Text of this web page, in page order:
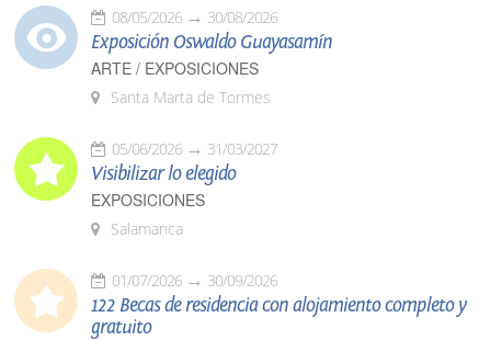
08/05/2026 30/08/2026
Exposición Oswaldo Guayasamín
ARTE / EXPOSICIONES
Santa Marta de Tormes
05/06/2026 31/03/2027
Visibilizar lo elegido
EXPOSICIONES
Salamanca
01/07/2026 30/09/2026
122 Becas de residencia con alojamiento completo y
gratuito